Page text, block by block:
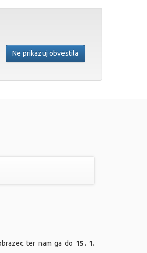
Ne prikazuj obvestila
ter nam ga do 15. 1.